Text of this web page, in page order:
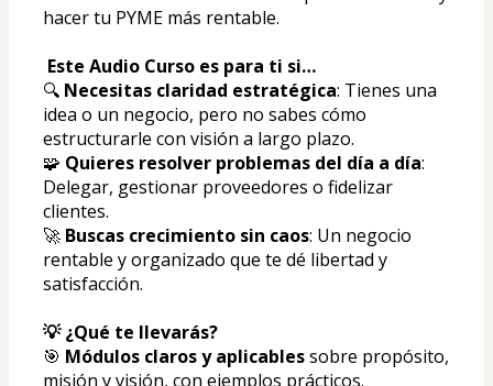
hacer tu PYME más rentable.
Este Audio Curso es para ti si…
🔍 Necesitas claridad estratégica: Tienes una
idea o un negocio, pero no sabes cómo
estructurarle con visión a largo plazo.
🧩 Quieres resolver problemas del día a día:
Delegar, gestionar proveedores o fidelizar
clientes.
🚀 Buscas crecimiento sin caos: Un negocio
rentable y organizado que te dé libertad y
satisfacción.
💡 ¿Qué te llevarás?
🎯 Módulos claros y aplicables sobre propósito,
misión y visión, con ejemplos prácticos.